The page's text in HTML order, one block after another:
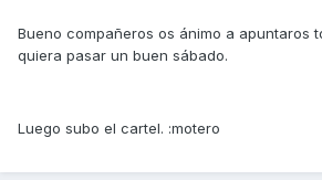
Bueno compañeros os ánimo a apuntaros
quiera pasar un buen sábado.
Luego subo el cartel. :motero